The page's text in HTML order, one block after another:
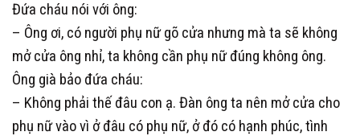
Đứa cháu nói với ông:
– Ông ơi, có người phụ nữ gõ cửa nhưng mà ta sẽ không
mở cửa ông nhỉ, ta không cần phụ nữ đúng không ông.
Ông già bảo đứa cháu:
– Không phải thế đâu con ạ. Đàn ông ta nên mở cửa cho
phụ nữ vào vì ở đâu có phụ nữ, ở đó có hạnh phúc, tình